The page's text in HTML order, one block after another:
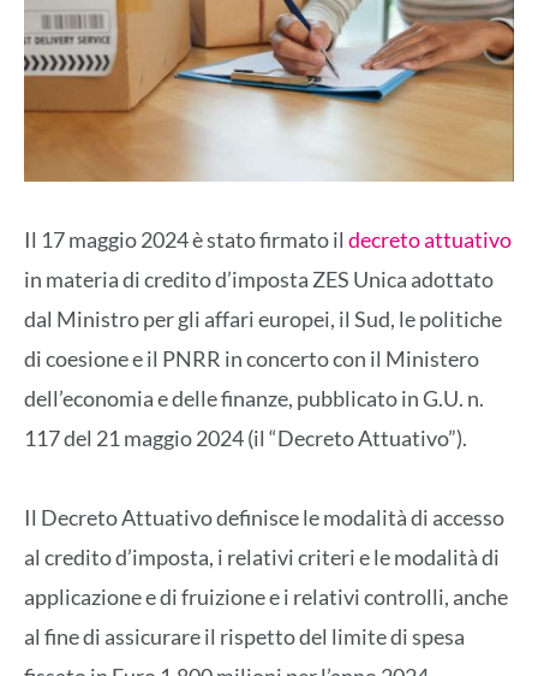
Il 17 maggio 2024 è stato firmato il decreto attuativo
in materia di credito d’imposta ZES Unica adottato
dal Ministro per gli affari europei, il Sud, le politiche
di coesione e il PNRR in concerto con il Ministero
dell’economia e delle finanze, pubblicato in G.U. n.
117 del 21 maggio 2024 (il “Decreto Attuativo”).
Il Decreto Attuativo definisce le modalità di accesso
al credito d’imposta, i relativi criteri e le modalità di
applicazione e di fruizione e i relativi controlli, anche
al fine di assicurare il rispetto del limite di spesa